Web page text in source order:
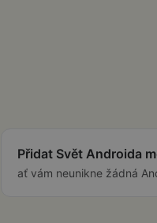
Přidat Svět Androida
ať vám neunikne žádná